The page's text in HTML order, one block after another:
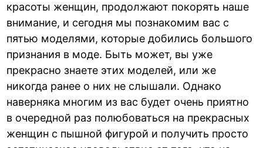
красоты женщин, продолжают покорять наше
внимание, и сегодня мы познакомим вас с
пятью моделями, которые добились большого
признания в моде. Быть может, вы уже
прекрасно знаете этих моделей, или же
никогда ранее о них не слышали. Однако
наверняка многим из вас будет очень приятно
в очередной раз полюбоваться на прекрасных
женщин с пышной фигурой и получить просто